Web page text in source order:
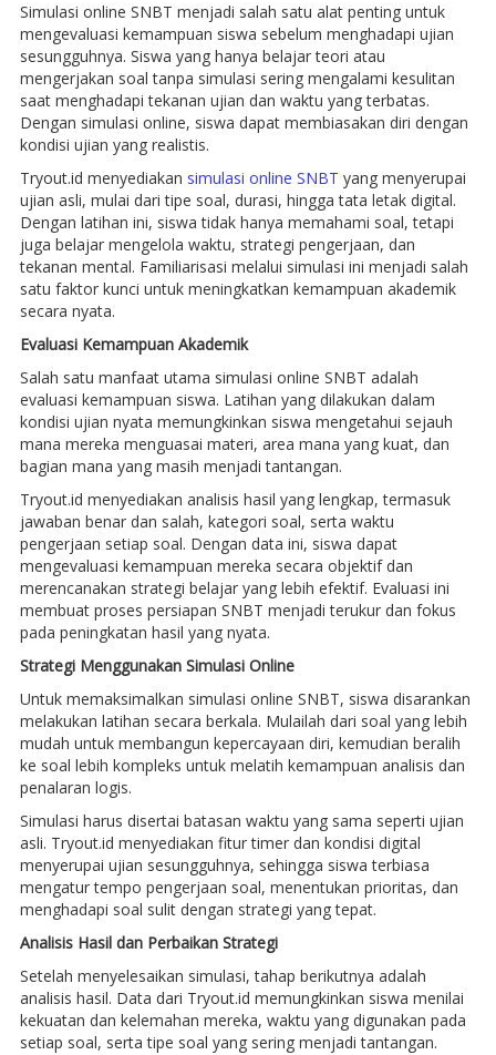
Simulasi online SNBT menjadi salah satu alat penting untuk
mengevaluasi kemampuan siswa sebelum menghadapi ujian
sesungguhnya. Siswa yang hanya belajar teori atau
mengerjakan soal tanpa simulasi sering mengalami kesulitan
saat menghadapi tekanan ujian dan waktu yang terbatas.
Dengan simulasi online, siswa dapat membiasakan diri dengan
kondisi ujian yang realistis.
Tryout.id menyediakan simulasi online SNBT yang menyerupai
ujian asli, mulai dari tipe soal, durasi, hingga tata letak digital.
Dengan latihan ini, siswa tidak hanya memahami soal, tetapi
juga belajar mengelola waktu, strategi pengerjaan, dan
tekanan mental. Familiarisasi melalui simulasi ini menjadi salah
satu faktor kunci untuk meningkatkan kemampuan akademik
secara nyata.
Evaluasi Kemampuan Akademik
Salah satu manfaat utama simulasi online SNBT adalah
evaluasi kemampuan siswa. Latihan yang dilakukan dalam
kondisi ujian nyata memungkinkan siswa mengetahui sejauh
mana mereka menguasai materi, area mana yang kuat, dan
bagian mana yang masih menjadi tantangan.
Tryout.id menyediakan analisis hasil yang lengkap, termasuk
jawaban benar dan salah, kategori soal, serta waktu
pengerjaan setiap soal. Dengan data ini, siswa dapat
mengevaluasi kemampuan mereka secara objektif dan
merencanakan strategi belajar yang lebih efektif. Evaluasi ini
membuat proses persiapan SNBT menjadi terukur dan fokus
pada peningkatan hasil yang nyata.
Strategi Menggunakan Simulasi Online
Untuk memaksimalkan simulasi online SNBT, siswa disarankan
melakukan latihan secara berkala. Mulailah dari soal yang lebih
mudah untuk membangun kepercayaan diri, kemudian beralih
ke soal lebih kompleks untuk melatih kemampuan analisis dan
penalaran logis.
Simulasi harus disertai batasan waktu yang sama seperti ujian
asli. Tryout.id menyediakan fitur timer dan kondisi digital
menyerupai ujian sesungguhnya, sehingga siswa terbiasa
mengatur tempo pengerjaan soal, menentukan prioritas, dan
menghadapi soal sulit dengan strategi yang tepat.
Analisis Hasil dan Perbaikan Strategi
Setelah menyelesaikan simulasi, tahap berikutnya adalah
analisis hasil. Data dari Tryout.id memungkinkan siswa menilai
kekuatan dan kelemahan mereka, waktu yang digunakan pada
setiap soal, serta tipe soal yang sering menjadi tantangan.